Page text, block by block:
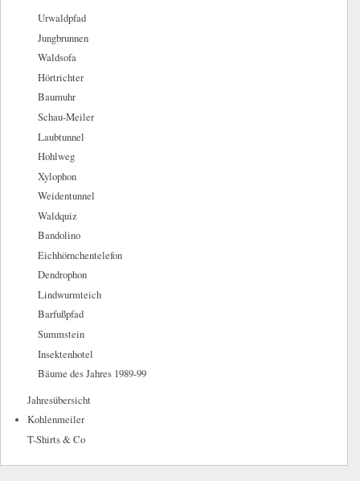
Urwaldpfad
Jungbrunnen
Waldsofa
Hörtrichter
Baumuhr
Schau-Meiler
Laubtunnel
Hohlweg
Xylophon
Weidentunnel
Waldquiz
Bandolino
Eichhörnchentelefon
Dendrophon
Lindwurmteich
Barfußpfad
Summstein
Insektenhotel
Bäume des Jahres 1989-99
Jahresübersicht
Kohlenmeiler
T-Shirts & Co